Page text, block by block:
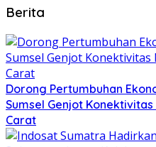
Berita
Dorong Pertumbuhan
Sumsel Genjot
Carat